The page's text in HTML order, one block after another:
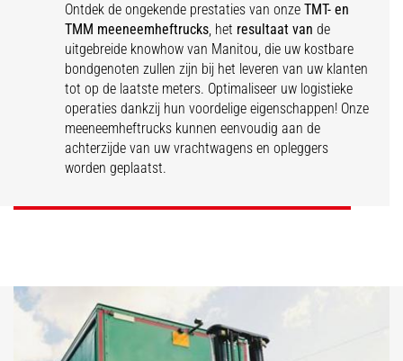
Ontdek de ongekende prestaties van onze TMT- en
TMM meeneemheftrucks, het resultaat van de
uitgebreide knowhow van Manitou, die uw kostbare
bondgenoten zullen zijn bij het leveren van uw klanten
tot op de laatste meters. Optimaliseer uw logistieke
operaties dankzij hun voordelige eigenschappen! Onze
meeneemheftrucks kunnen eenvoudig aan de
achterzijde van uw vrachtwagens en opleggers
worden geplaatst.
TMT
meeneemheftrucks
TMM
meeneemheftrucks